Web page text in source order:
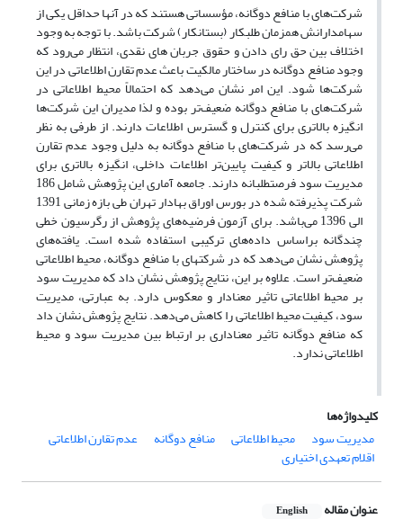
شرکت‌های با منافع دوگانه، مؤسساتی هستند که در آنها حداقل یکی از
سهامدارانش همزمان طلبکار (بستانکار) شرکت باشد. با توجه به وجود
اختلاف بین حق رای دادن و حقوق جربان های نقدی، انتظار می‌رود که
وجود منافع دوگانه در ساختار مالکیت باعث عدم تقارن اطلاعاتی در این
شرکت‌ها شود. این امر نشان می‌دهد که احتمالاً محیط اطلاعاتی در
شرکت‌های با منافع دوگانه ضعیف‌تر بوده و لذا مدیران این شرکت‌ها
انگیزه بالاتری برای کنترل و گسترس اطلاعات دارند. از طرفی به نظر
می‌رسد که در شرکت‌های با منافع دوگانه به دلیل وجود عدم تقارن
اطلاعاتی بالاتر و کیفیت پایین‌تر اطلاعات داخلی، انگیزه بالاتری برای
مدیریت سود فرصت‎طلبانه دارند. جامعه آماری این پژوهش شامل 186
شرکت پذیرفته شده در بورس اوراق بهادار تهران طی بازه زمانی 1391
الی 1396 می‌باشد. برای آزمون فرضیه‌های پژوهش از رگرسیون خطی
چندگانه براساس داده‌های ترکیبی استفاده شده است. یافته‌های
پژوهش نشان می‌دهد که در شرکت‎های با منافع دوگانه، محیط اطلاعاتی
ضعیف‌تر است. علاوه بر این، نتایج پژوهش نشان داد که مدیریت سود
بر محیط اطلاعاتی تاثیر معنادار و معکوس دارد. به عبارتی، مدیریت
سود، کیفیت محیط اطلاعاتی را کاهش می‌دهد. نتایج پژوهش نشان داد
که منافع دوگانه تاثیر معناداری بر ارتباط بین مدیریت سود و محیط
اطلاعاتی ندارد.
کلیدواژه‌ها
مدیریت سود
محیط اطلاعاتی منافع دوگانه عدم تقارن اطلاعاتی
اقلام تعهدی اختیاری
عنوان مقاله English